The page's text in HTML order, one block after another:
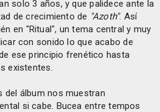
solo 3 años, y que palidece ante la
de crecimiento de "Azoth". Así
en "Ritual", un tema central y muy
con sonido lo que acabo de
ese principio frenético hasta
existentes.
del álbum nos muestran
si cabe. Bucea entre tempos